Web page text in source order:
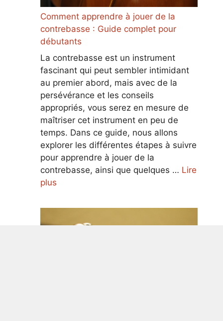
Comment apprendre à jouer de la
contrebasse : Guide complet pour
débutants
La contrebasse est un instrument
fascinant qui peut sembler intimidant
au premier abord, mais avec de la
persévérance et les conseils
appropriés, vous serez en mesure de
maîtriser cet instrument en peu de
temps. Dans ce guide, nous allons
explorer les différentes étapes à suivre
pour apprendre à jouer de la
contrebasse, ainsi que quelques … Lire
plus